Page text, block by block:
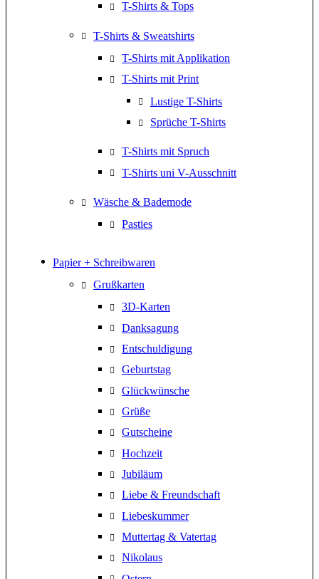
T-Shirts & Tops
T-Shirts & Sweatshirts
T-Shirts mit Applikation
T-Shirts mit Print
Lustige T-Shirts
Sprüche T-Shirts
T-Shirts mit Spruch
T-Shirts uni V-Ausschnitt
Wäsche & Bademode
Pasties
Papier + Schreibwaren
Grußkarten
3D-Karten
Danksagung
Entschuldigung
Geburtstag
Glückwünsche
Grüße
Gutscheine
Hochzeit
Jubiläum
Liebe & Freundschaft
Liebeskummer
Muttertag & Vatertag
Nikolaus